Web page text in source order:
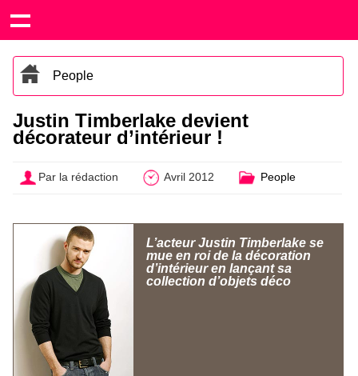
People
Justin Timberlake devient
décorateur d’intérieur !
Par la rédaction Avril 2012 People
L’acteur Justin Timberlake se
mue en roi de la décoration
d’intérieur en lançant sa
collection d’objets déco